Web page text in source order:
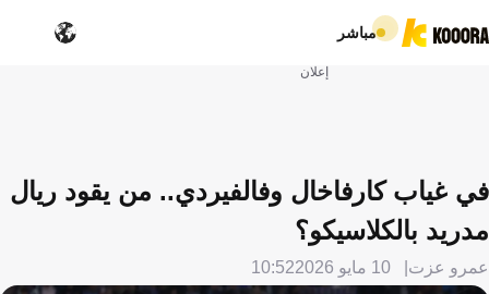
مباشر
إعلان
في غياب كارفاخال وفالفيردي.. من يقود ريال
مدريد بالكلاسيكو؟
عمرو عزت 10 مايو 2026 10:52